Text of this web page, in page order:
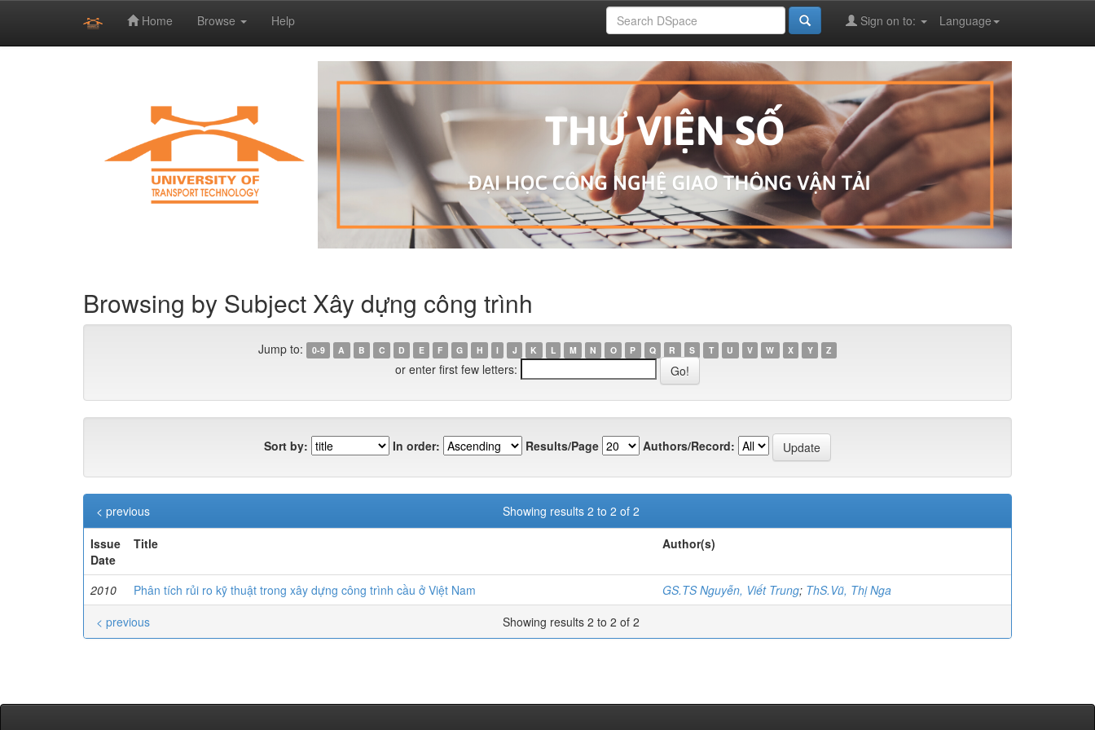
Home Browse Help Language
Sign on to:
Browsing by Subject Xây dựng công trình
Jump to: 0-9 A B C D E F G H I J K L M N O P Q R S T U V W X Y Z
or enter first few letters:
Sort by: In order: Results/Page Authors/Record:
Showing results 2 to 2 of 2
< previous
Issue
Date
Title Author(s)
2010 Phân tích rủi ro kỹ thuật trong xây dựng công trình cầu ở Việt Nam GS.TS Nguyễn, Viết Trung; ThS.Vũ, Thị Nga
Showing results 2 to 2 of 2
< previous